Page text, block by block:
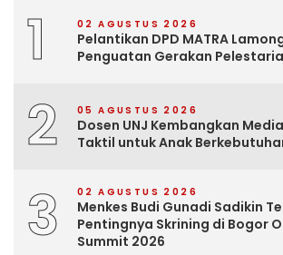
1 02 AGUSTUS 2026
Pelantikan DPD MATRA
Penguatan Gerakan
2 05 AGUSTUS 2026
Dosen UNJ Kembangkan
Taktil untuk Anak
3 02 AGUSTUS 2026
Menkes Budi Gunadi Sadikin
Pentingnya Skrining di Bogor
Summit 2026